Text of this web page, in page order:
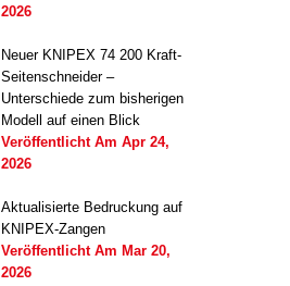
2026
Neuer KNIPEX 74 200 Kraft-
Seitenschneider –
Unterschiede zum bisherigen
Modell auf einen Blick
Veröffentlicht Am Apr 24,
2026
Aktualisierte Bedruckung auf
KNIPEX-Zangen
Veröffentlicht Am Mar 20,
2026